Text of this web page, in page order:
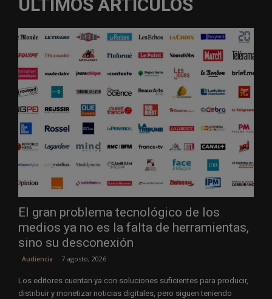
ÚLTIMOS ARTÍCULOS
El gran problema tecnológico de los
medios ya no es la falta de herramientas,
sino su desconexión
Audiencia 7 agosto, 2026
Los editores cuentan ya con soluciones suficientes para producir,
distribuir y monetizar noticias digitales, pero siguen teniendo